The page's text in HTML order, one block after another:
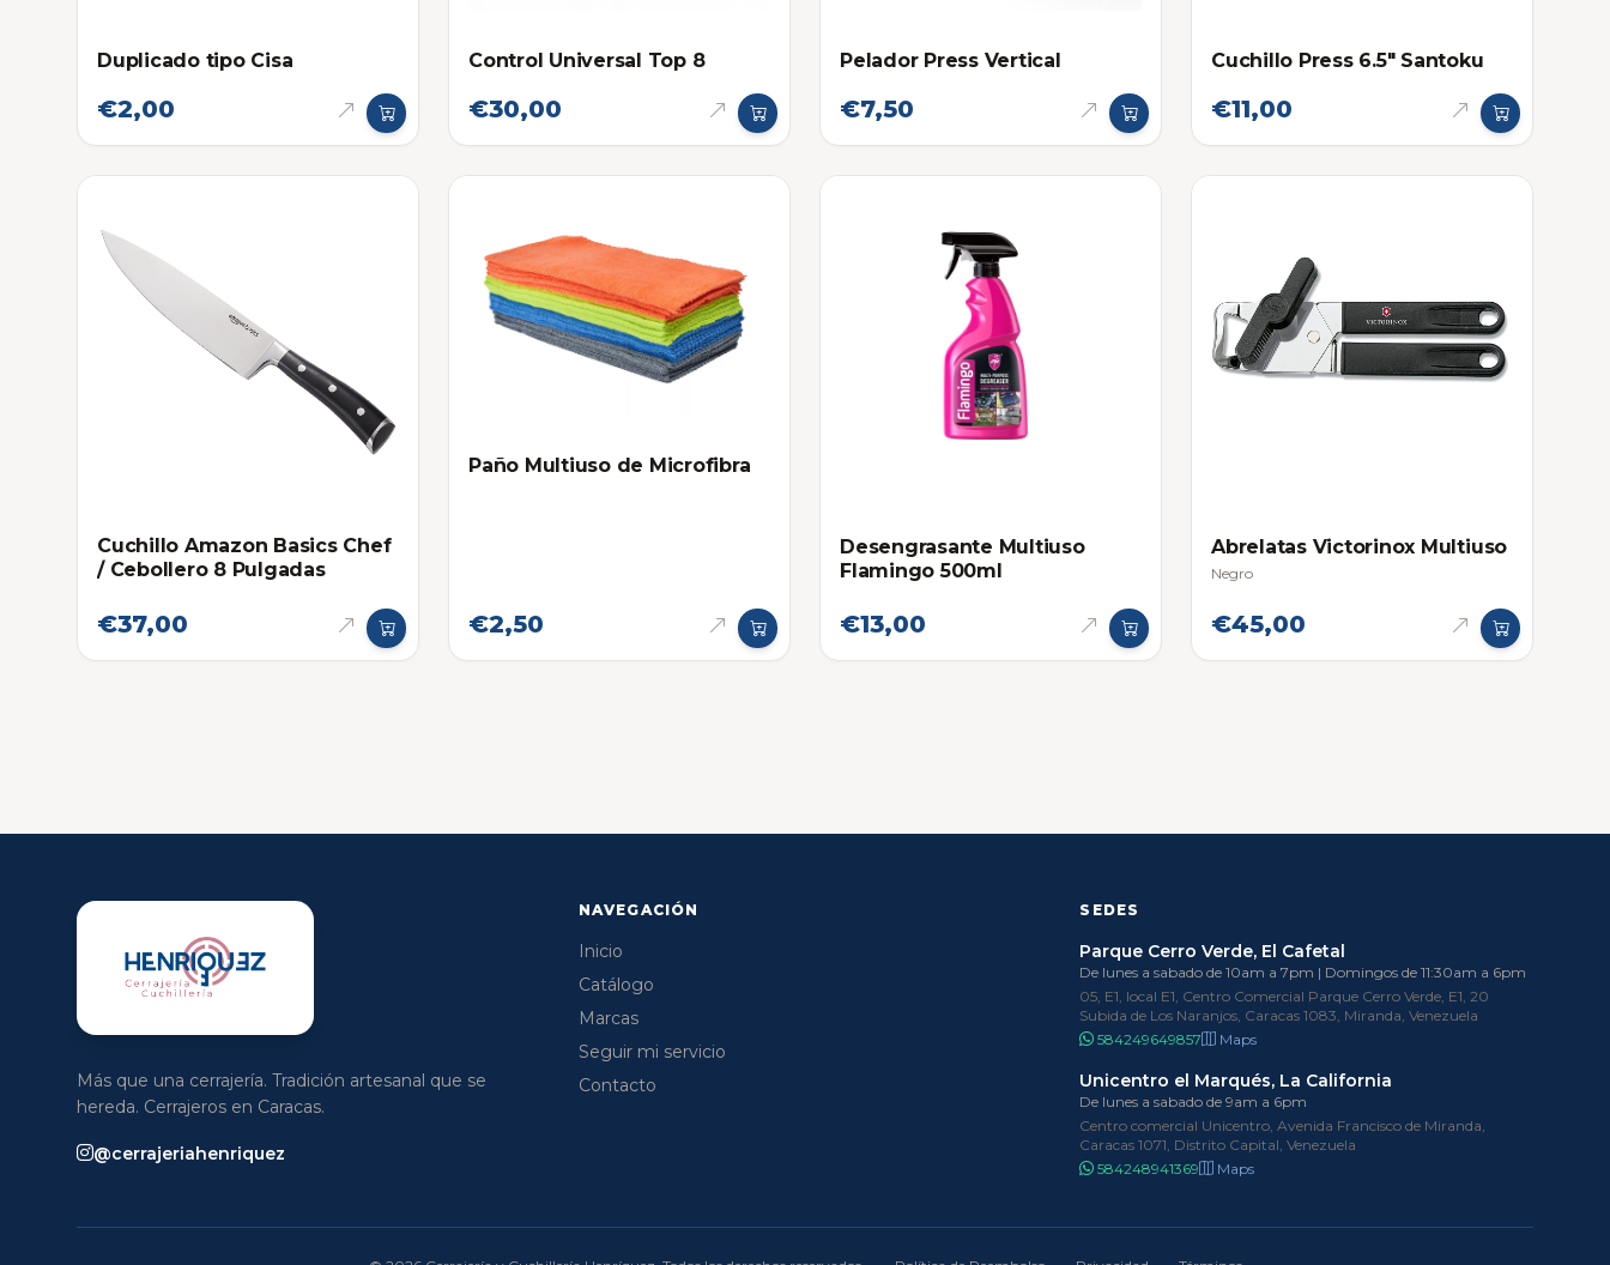
Duplicado tipo Cisa
€2,00
Control Universal Top 8
€30,00
Pelador Press Vertical
€7,50
Cuchillo Press 6.5" Santoku
€11,00
Cuchillo Amazon Basics Chef
/ Cebollero 8 Pulgadas
€37,00
Paño Multiuso de Microfibra
€2,50
Desengrasante Multiuso
Flamingo 500ml
€13,00
Abrelatas Victorinox Multiuso
Negro
€45,00
Más que una cerrajería. Tradición artesanal que se
hereda. Cerrajeros en Caracas.
@cerrajeriahenriquez
NAVEGACIÓN
Inicio
Catálogo
Marcas
Seguir mi servicio
Contacto
SEDES
Parque Cerro Verde, El Cafetal
De lunes a sabado de 10am a 7pm | Domingos de 11:30am a 6pm
05, E1, local E1, Centro Comercial Parque Cerro Verde, E1, 20
Subida de Los Naranjos, Caracas 1083, Miranda, Venezuela
584249649857
Maps
Unicentro el Marqués, La California
De lunes a sabado de 9am a 6pm
Centro comercial Unicentro, Avenida Francisco de Miranda,
Caracas 1071, Distrito Capital, Venezuela
584248941369
Maps